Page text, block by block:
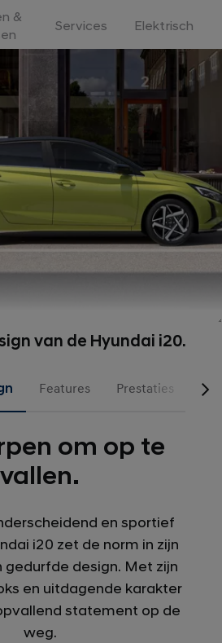
&
Services
Elektrisch
van de Hyundai i20.
Features Prestaties
om op te
vallen.
en sportief
i20 zet de norm in zijn
gedurfde design. Met zijn
en uitdagende karakter
statement op de
weg.